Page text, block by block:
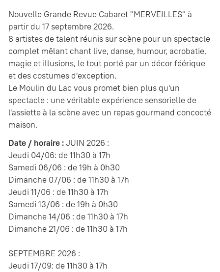
Nouvelle Grande Revue Cabaret "MERVEILLES" à
partir du 17 septembre 2026.
8 artistes de talent réunis sur scène pour un spectacle
complet mêlant chant live, danse, humour, acrobatie,
magie et illusions, le tout porté par un décor féérique
et des costumes d'exception.
Le Moulin du Lac vous promet bien plus qu'un
spectacle : une véritable expérience sensorielle de
l'assiette à la scène avec un repas gourmand concocté
maison.
Date / horaire :JUIN 2026 :
Jeudi 04/06: de 11h30 à 17h
Samedi 06/06 : de 19h à 0h30
Dimanche 07/06 : de 11h30 à 17h
Jeudi 11/06 : de 11h30 à 17h
Samedi 13/06 : de 19h à 0h30
Dimanche 14/06 : de 11h30 à 17h
Dimanche 21/06 : de 11h30 à 17h
SEPTEMBRE 2026 :
Jeudi 17/09: de 11h30 à 17h